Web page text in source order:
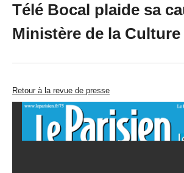
Télé Bocal plaide sa
Ministère de la Culture
Retour à la revue de presse